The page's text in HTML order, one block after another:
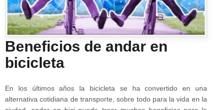
Beneficios de andar en
bicicleta
En los últimos años la bicicleta se ha convertido en una
alternativa cotidiana de transporte, sobre todo para la vida en la